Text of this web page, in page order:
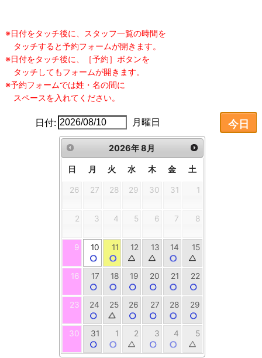
日付: 月曜日 今日
2026年8月
日 月 火 水 木 金 土
26 27 28 29 30 31 1
2 3 4 5 6 7 8
9 10 11 12 13 14 15
16 17 18 19 20 21 22
23 24 25 26 27 28 29
30 31 1 2 3 4 5